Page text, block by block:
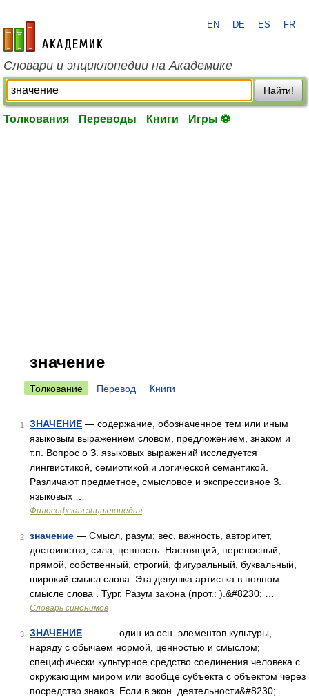
academic.ru
EN DE ES FR
Словари и энциклопедии на Академике
Найти!
Толкования Переводы Книги Игры ⚽
значение
Толкование Перевод Книги
1 ЗНАЧЕНИЕ — содержание, обозначенное тем или иным
языковым выражением словом, предложением, знаком и
т.п. Вопрос о З. языковых выражений исследуется
лингвистикой, семиотикой и логической семантикой.
Различают предметное, смысловое и экспрессивное З.
языковых …
Философская энциклопедия
2 значение — Смысл, разум; вес, важность, авторитет,
достоинство, сила, ценность. Настоящий, переносный,
прямой, собственный, строгий, фигуральный, буквальный,
широкий смысл слова. Эта девушка артистка в полном
смысле слова . Тург. Разум закона (прот.: ).&#8230; …
Словарь синонимов
3 ЗНАЧЕНИЕ — один из осн. элементов культуры,
наряду с обычаем нормой, ценностью и смыслом;
специфически культурное средство соединения человека с
окружающим миром или вообще субъекта с объектом через
посредство знаков. Если в экон. деятельности&#8230; …